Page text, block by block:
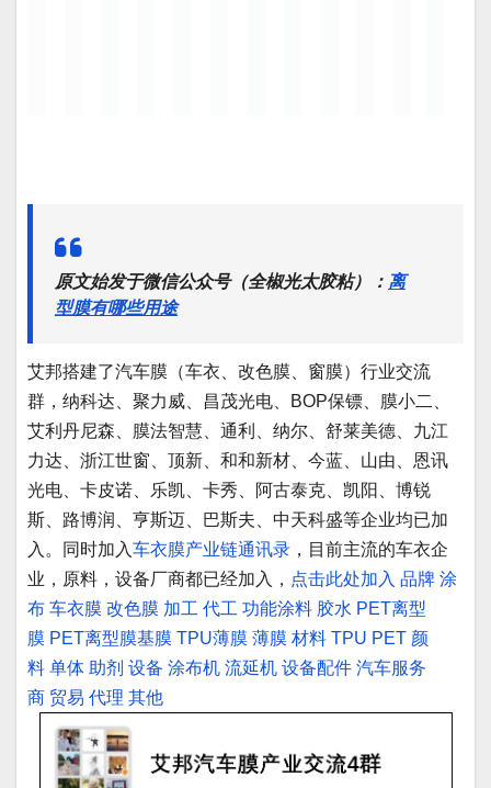
原文始发于微信公众号（全椒光太胶粘）： 离
型膜有哪些用途
艾邦搭建了汽车膜（车衣、改色膜、窗膜）行业交流
群，纳科达、聚力威、昌茂光电、BOP保镖、膜小二、
艾利丹尼森、膜法智慧、通利、纳尔、舒莱美德、九江
力达、浙江世窗、顶新、和和新材、今蓝、山由、恩讯
光电、卡皮诺、乐凯、卡秀、阿古泰克、凯阳、博锐
斯、路博润、亨斯迈、巴斯夫、中天科盛等企业均已加
入。同时加入车衣膜产业链通讯录 ，目前主流的车衣企
业，原料，设备厂商都已经加入， 点击此处加入 品牌 涂
布 车衣膜 改色膜 加工 代工 功能涂料 胶水 PET离型
膜 PET离型膜基膜 TPU薄膜 薄膜 材料 TPU PET 颜
料 单体 助剂 设备 涂布机 流延机 设备配件 汽车服务
商 贸易 代理 其他